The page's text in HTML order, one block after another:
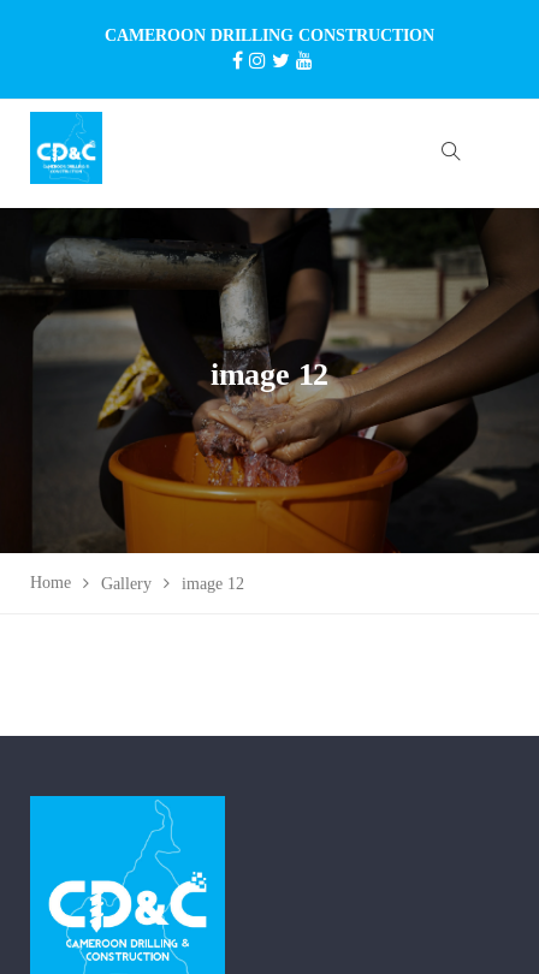
CAMEROON DRILLING CONSTRUCTION
image 12
Home Gallery image 12